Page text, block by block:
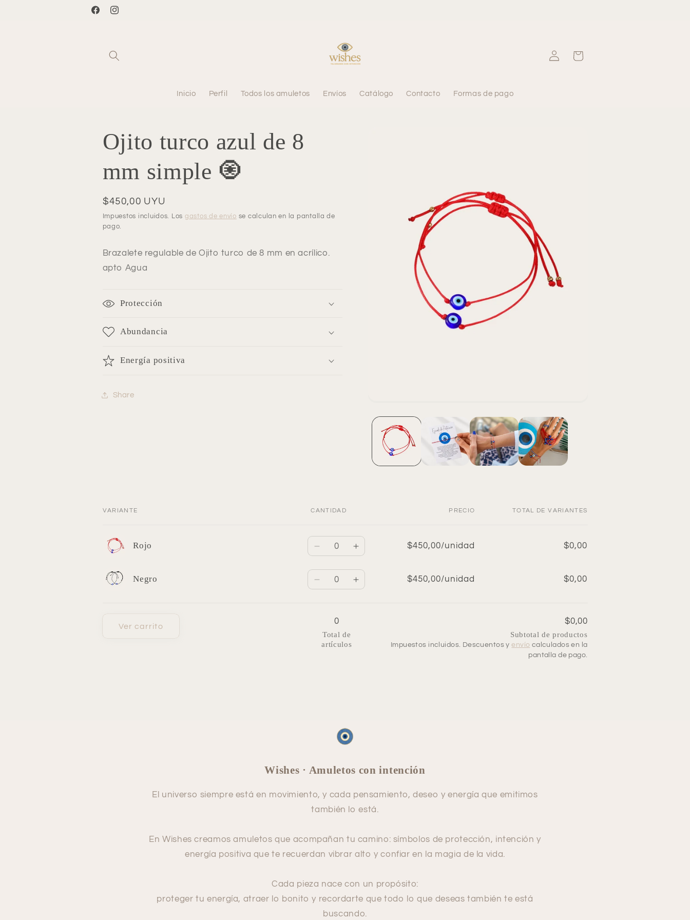
FacebookInstagram
Inicio Perfil Todos los amuletos Envíos Catálogo Contacto Formas de pago
Iniciar
sesión
Carrito
multimedia
ventana
modal
Ojito turco azul de 8
mm simple 🧿
Precio
habitual
$450,00 UYU
Impuestos incluidos. Los gastos de envío se calculan en la pantalla de
pago.
Brazalete regulable de Ojito turco de 8 mm en acrílico.
apto Agua
Protección
Abundancia
Energía positiva
Share
carrito
VARIANTE CANTIDAD PRECIO TOTAL DE VARIANTES
Rojo
Cantidad
Reducir
para
Rojo
Aumentar
para
Rojo
$450,00/unidad $0,00
Negro
Cantidad
Reducir
Negro
Aumentar
$450,00/unidad $0,00
Ver carrito
0
Total de
artículos
$0,00
Subtotal de productos
Impuestos incluidos. Descuentos yenvío calculados en la
pantalla de pago.
Wishes · Amuletos con intención
El universo siempre está en movimiento, y cada pensamiento, deseo y energía que emitimos
también lo está.
En Wishes creamos amuletos que acompañan tu camino: símbolos de protección, intención y
energía positiva que te recuerdan vibrar alto y confiar en la magia de la vida.
Cada pieza nace con un propósito:
proteger tu energía, atraer lo bonito y recordarte que todo lo que deseas también te está
buscando.